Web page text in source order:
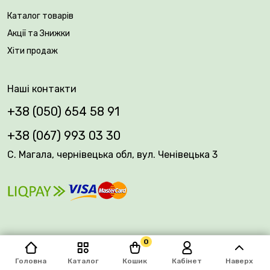
Головна Каталог Кошик
0
Кабінет Наверх
Каталог товарів
Акції та Знижки
Хіти продаж
Наші контакти
+38 (050) 654 58 91
+38 (067) 993 03 30
С. Магала, чернівецька обл, вул. Ченівецька 3
© 2026 Plantsvovk.com.ua